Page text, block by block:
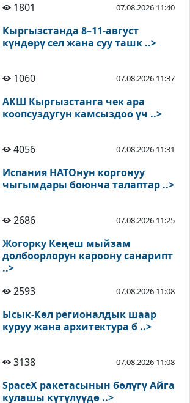
1801 07.08.2026 11:40
Кыргызстанда 8–11-август
күндөрү сел жана суу ташк ..>
1060 07.08.2026 11:37
АКШ Кыргызстанга чек ара
коопсуздугун камсыздоо үч ..>
4056 07.08.2026 11:31
Испания НАТОнун коргонуу
чыгымдары боюнча талаптар ..>
2686 07.08.2026 11:25
Жогорку Кеңеш мыйзам
долбоорлорун кароону санарипт
..>
2593
07.08.2026 11:08
Ысык-Көл регионалдык шаар
куруу жана архитектура б ..>
3138 07.08.2026 11:08
SpaceX ракетасынын бөлүгү Айга
кулашы күтүлүүдө ..>